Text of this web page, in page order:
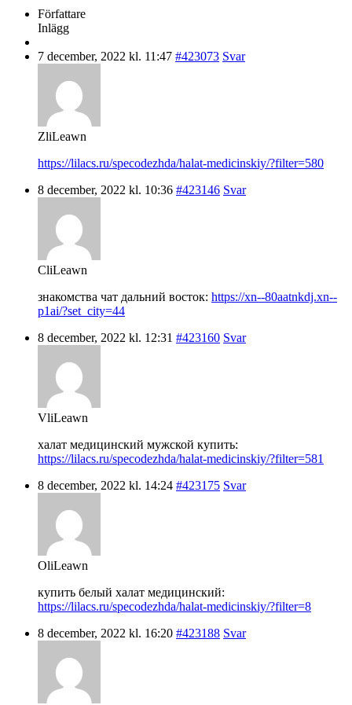
Författare
Inlägg
7 december, 2022 kl. 11:47 #423073 Svar
ZliLeawn
https://lilacs.ru/specodezhda/halat-medicinskiy/?filter=580
8 december, 2022 kl. 10:36 #423146 Svar
CliLeawn
знакомства чат дальний восток: https://xn--80aatnkdj.xn--
p1ai/?set_city=44
8 december, 2022 kl. 12:31 #423160 Svar
VliLeawn
халат медицинский мужской купить:
https://lilacs.ru/specodezhda/halat-medicinskiy/?filter=581
8 december, 2022 kl. 14:24 #423175 Svar
OliLeawn
купить белый халат медицинский:
https://lilacs.ru/specodezhda/halat-medicinskiy/?filter=8
8 december, 2022 kl. 16:20 #423188 Svar